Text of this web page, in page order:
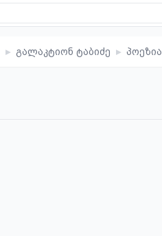
▸ გალაკტიონ ტაბიძე ▸ პოეზია